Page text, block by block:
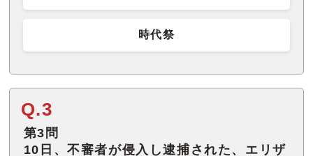
時代祭
Q.3
第3問
10日、不審者が侵入し逮捕された、エリザ